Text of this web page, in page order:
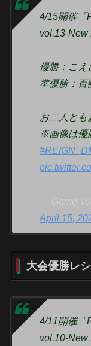
4/15開催「
vol.13-
優勝：こえ
準優勝：百
お二人とも
※画像は優
— Game
April 15,
大会優勝レ
4/11開催「
vol.10-